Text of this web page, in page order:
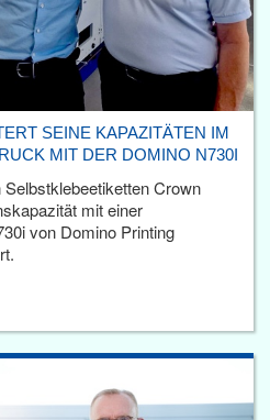
SEINE KAPAZITÄTEN IM
MIT DER DOMINO N730I
Crown
mit einer
von Domino Printing